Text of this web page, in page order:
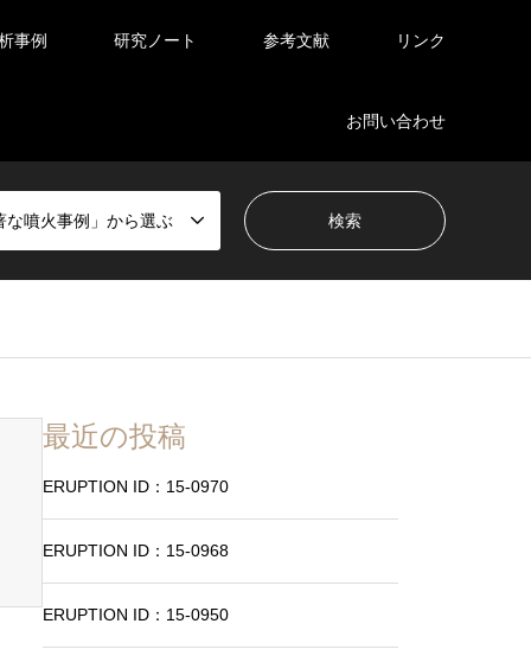
事例 研究ノート 参考文献 リンク
お問い合わせ
な噴火事例」から選ぶ
最近の投稿
ERUPTION ID：15-0970
ERUPTION ID：15-0968
ERUPTION ID：15-0950